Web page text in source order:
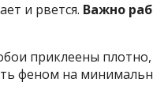
и рвется. Важно
приклеены
феном на